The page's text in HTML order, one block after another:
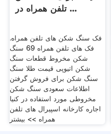
تلفن همراه در ...
فک سنگ شکن های تلفن همراه.
فک های تلفن همراه 69 سنگ
شکن مخروط قطعات سنگ
شکن اتیوپی قیمت طلا سنگ
سنگ شکن برای فروش گرفتن
اطلاعات سعودی سنگ شکن
مخروطی مورد استفاده در کنیا
اجاره کارخانه اسپیرال های تلفن
همراه >> بیشتر